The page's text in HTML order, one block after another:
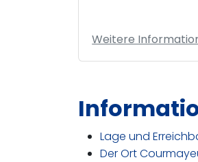
Weitere
Lage und
Der Ort